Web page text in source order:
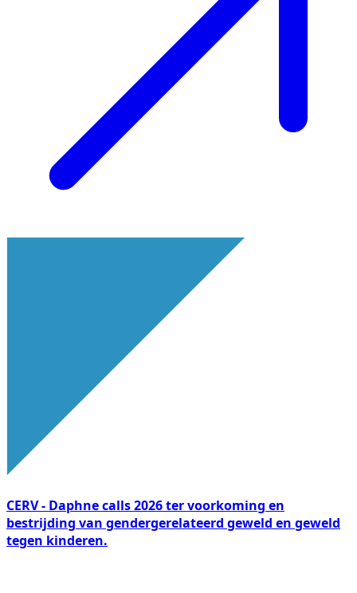
CERV - Daphne calls 2026 ter voorkoming en
bestrijding van gendergerelateerd geweld en geweld
tegen kinderen.